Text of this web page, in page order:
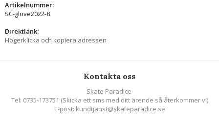
Artikelnummer:
SC-glove2022-8
Direktlänk:
Högerklicka och kopiera adressen
Kontakta oss
Skate Paradice
Tel: 0735-173751 (Skicka ett sms med ditt ärende så återkommer vi)
E-post: kundtjanst@skateparadice.se